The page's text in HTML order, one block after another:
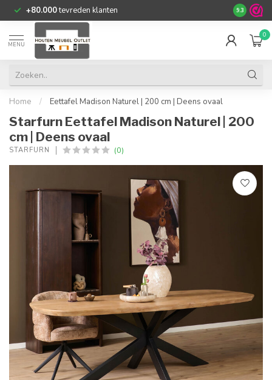
+80.000tevreden klanten 9.3
MENU
0
Home / Eettafel Madison Naturel | 200 cm | Deens ovaal
Starfurn Eettafel Madison Naturel | 200
cm | Deens ovaal
STARFURN (0)